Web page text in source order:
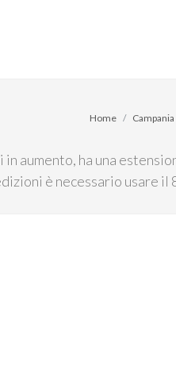
aumento, ha una
è necessario usare il
Home Campania